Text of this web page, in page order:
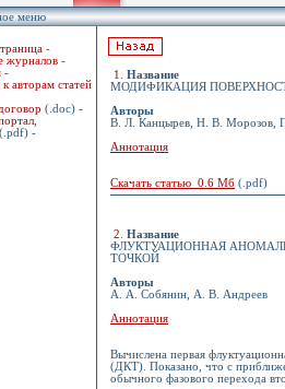
меню
-
журналов -
-
авторам статей
(.doc) -
(.pdf) -
1
Название
МОДИФИКАЦИЯ
Авторы
В. Л. Канцырев, Н. В. Морозов,
Аннотация
Скачать статью 0.6 Мб (.pdf)
2
Название
ФЛУКТУАЦИОННАЯ
ТОЧКОЙ
Авторы
А. А. Собянин, А. В. Андреев
Аннотация
Вычислена первая
(ДКТ). Показано, что с
обычного фазового перехода